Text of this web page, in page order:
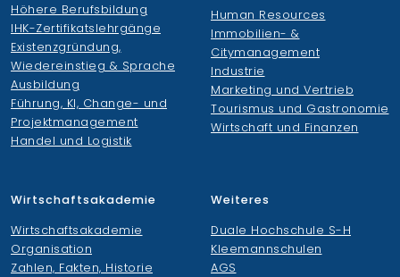
Höhere Berufsbildung
IHK-Zertifikatslehrgänge
Existenzgründung,
Wiedereinstieg & Sprache
Ausbildung
Führung, KI, Change- und
Projektmanagement
Handel und Logistik
Human Resources
Immobilien- &
Citymanagement
Industrie
Marketing und Vertrieb
Tourismus und Gastronomie
Wirtschaft und Finanzen
Wirtschaftsakademie
Wirtschaftsakademie
Organisation
Zahlen, Fakten, Historie
Weiteres
Duale Hochschule S-H
Kleemannschulen
AGS